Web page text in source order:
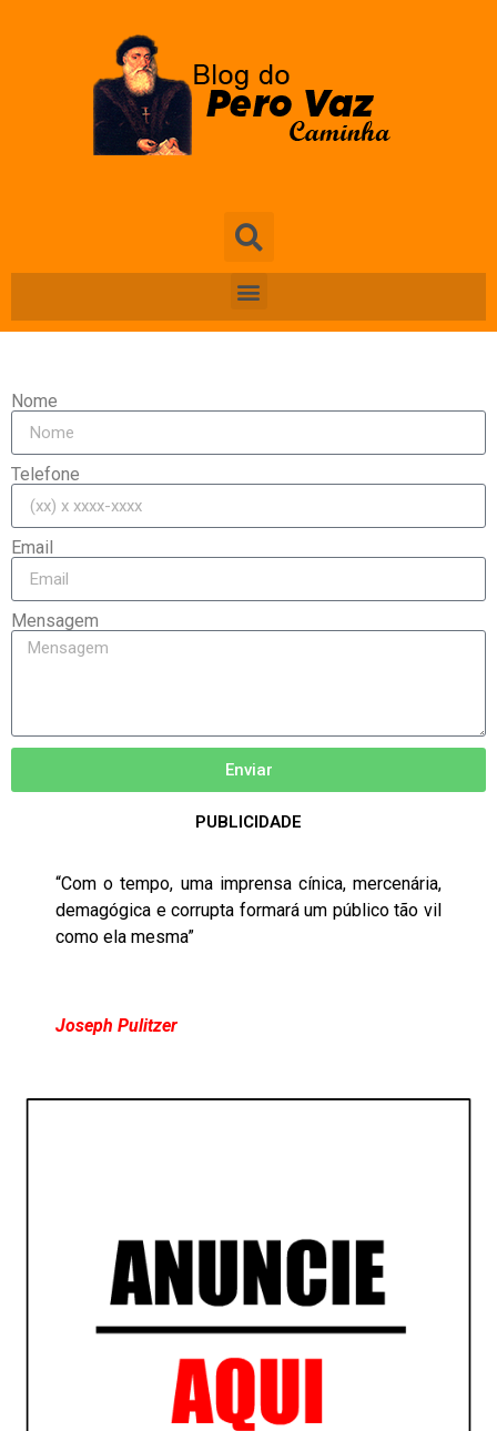
Nome
Telefone
Email
Mensagem
Enviar
PUBLICIDADE
“Com o tempo, uma imprensa cínica, mercenária,
demagógica e corrupta formará um público tão vil
como ela mesma”
Joseph Pulitzer